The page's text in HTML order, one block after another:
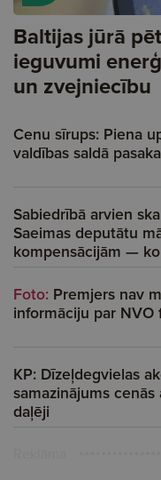
Baltijas jūrā
ieguvumi
un zvejniecību
Cenu sīrups: Piena
valdības saldā
Sabiedrībā arvien
Saeimas deputātu
kompensācijām —
Foto: Premjers nav
informāciju par NVO
KP: Dīzeļdegvielas
samazinājums
daļēji